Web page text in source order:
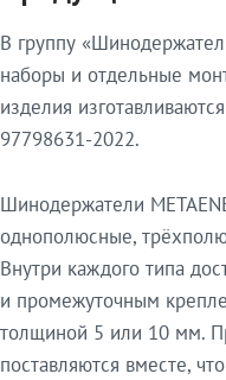
В группу
наборы и отдельные
изделия
97798631-2022.
Шинодержатели
однополюсные,
Внутри каждого типа
и промежуточным
толщиной 5 или 10 мм.
поставляются вместе,